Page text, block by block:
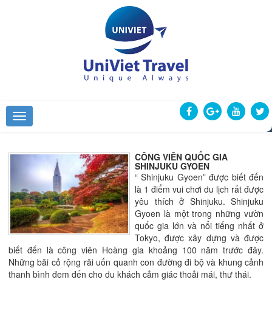
CÔNG VIÊN QUỐC GIA
SHINJUKU GYOEN
“ Shinjuku Gyoen” được biết đến
là 1 điểm vui chơi du lịch rất được
yêu thích ở Shinjuku. Shinjuku
Gyoen là một trong những vườn
quốc gia lớn và nổi tiếng nhất ở
Tokyo, được xây dựng và được
biết đến là công viên Hoàng gia khoảng 100 năm trước đây.
Những bãi cỏ rộng rãi uốn quanh con đường đi bộ và khung cảnh
thanh bình đem đến cho du khách cảm giác thoải mái, thư thái.